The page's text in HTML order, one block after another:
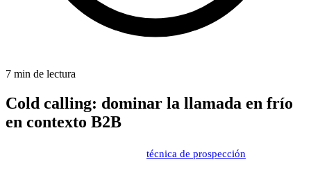
7 min de lectura
Cold calling: dominar la llamada en frío
en contexto B2B
técnica de prospección